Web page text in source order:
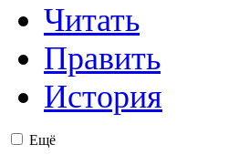
Читать
Править
История
Ещё